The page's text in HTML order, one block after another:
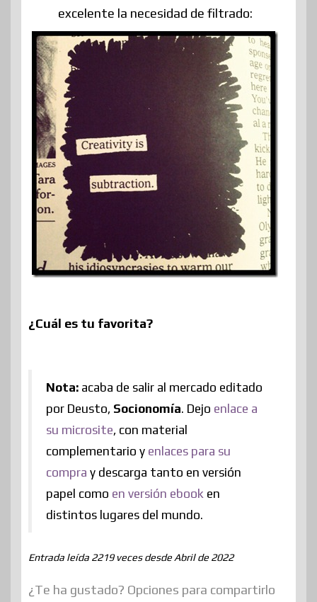
excelente la necesidad de filtrado:
¿Cuál es tu favorita?
Nota: acaba de salir al mercado editado
por Deusto, Socionomía. Dejo enlace a
su microsite, con material
complementario y enlaces para su
compra y descarga tanto en versión
papel como en versión ebook en
distintos lugares del mundo.
Entrada leída 2219 veces desde Abril de 2022
¿Te ha gustado? Opciones para compartirlo